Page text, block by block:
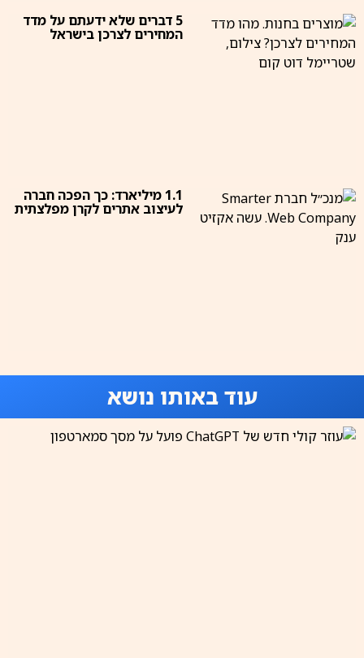
5 דברים שלא ידעתם על מדד
המחירים לצרכן בישראל
1.1 מיליארד: כך הפכה חברה
לעיצוב אתרים לקרן מפלצתית
עוד באותו נושא